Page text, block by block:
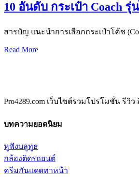
10 อันดับ กระเป๋า Coach
สารบัญ แนะนำการเลือกกระเป๋าโค้ช
Read More
Pro4289.com เว็บไซต์รวมโปรโมชั่น
บทความยอดนิยม
หูฟังบลูทูธ
กล้องติดรถยนต์
ครีมกันแดดทาหน้า